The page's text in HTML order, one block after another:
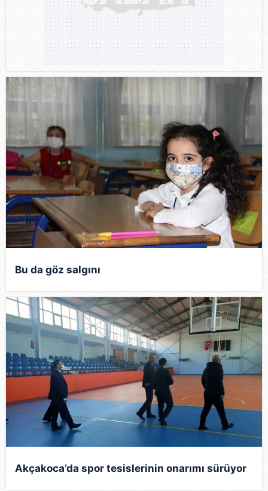
Bu da göz salgını
Akçakoca’da spor tesislerinin onarımı sürüyor